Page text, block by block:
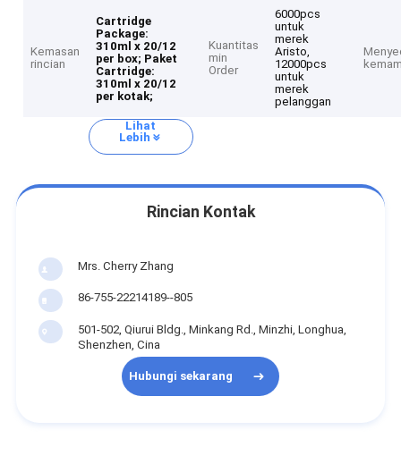
Kemasan
rincian
Cartridge
Package:
310ml x 20/12
per box; Paket
Cartridge:
310ml x 20/12
per kotak;
Kuantitas
min
Order
6000pcs
untuk
merek
Aristo,
12000pcs
untuk
merek
pelanggan
Lihat
Lebih
Rincian Kontak
Mrs. Cherry Zhang
86-755-22214189--805
501-502, Qiurui Bldg., Minkang Rd., Minzhi, Longhua,
Shenzhen, Cina
Hubungi sekarang